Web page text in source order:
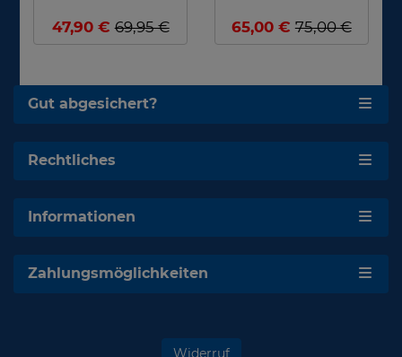
47,90 €69,95 € 65,00 €75,00 €
Gut abgesichert?
Rechtliches
Informationen
Zahlungsmöglichkeiten
Widerruf